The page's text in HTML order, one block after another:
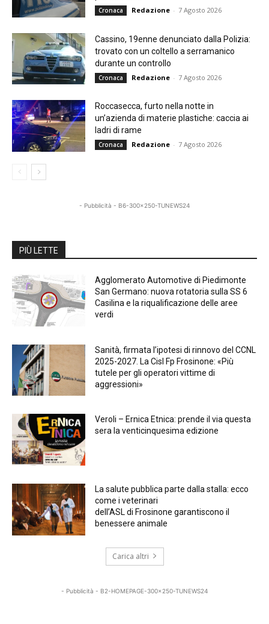
Cronaca Redazione - 7 Agosto 2026
Cassino, 19enne denunciato dalla Polizia:
trovato con un coltello a serramanico
durante un controllo
Cronaca Redazione - 7 Agosto 2026
Roccasecca, furto nella notte in
un’azienda di materie plastiche: caccia ai
ladri di rame
Cronaca Redazione - 7 Agosto 2026
- Pubblicità - B6-300x250-TUNEWS24
PIÙ LETTE
Agglomerato Automotive di Piedimonte
San Germano: nuova rotatoria sulla SS 6
Casilina e la riqualificazione delle aree
verdi
Sanità, firmata l’ipotesi di rinnovo del CCNL
2025-2027. La Cisl Fp Frosinone: «Più
tutele per gli operatori vittime di
aggressioni»
Veroli – Ernica Etnica: prende il via questa
sera la venticinquesima edizione
La salute pubblica parte dalla stalla: ecco
come i veterinari
dell’ASL di Frosinone garantiscono il
benessere animale
Carica altri
- Pubblicità - B2-HOMEPAGE-300x250-TUNEWS24